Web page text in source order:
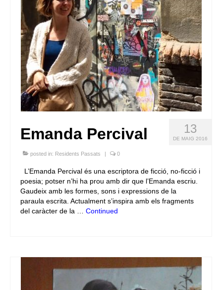
Idioma:
13
DE MAIG 2016
Emanda Percival
posted in: Residents Passats | 0
L’Emanda Percival és una escriptora de ficció, no-ficció i
poesia; potser n’hi ha prou amb dir que l’Emanda escriu.
Gaudeix amb les formes, sons i expressions de la
paraula escrita. Actualment s’inspira amb els fragments
del caràcter de la … Continued